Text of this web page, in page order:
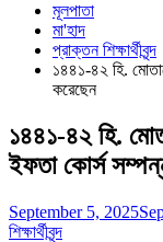
মূলপাতা
মা'হাদ
প্রাক্তন শিক্ষার্থীবৃন্দ
১৪৪১-৪২ হি.
করেছেন
১৪৪১-৪২ হি.
ইফতা কোর্স
September 5, 2025
শিক্ষার্থীবৃন্দ